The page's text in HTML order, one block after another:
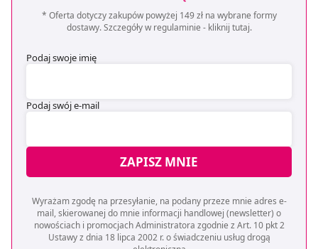
* Oferta dotyczy zakupów powyżej 149 zł na wybrane formy
dostawy. Szczegóły w regulaminie - kliknij tutaj.
Podaj swoje imię
Podaj swój e-mail
ZAPISZ MNIE
Wyrażam zgodę na przesyłanie, na podany przeze mnie adres e-
mail, skierowanej do mnie informacji handlowej (newsletter) o
nowościach i promocjach Administratora zgodnie z Art. 10 pkt 2
Ustawy z dnia 18 lipca 2002 r. o świadczeniu usług drogą